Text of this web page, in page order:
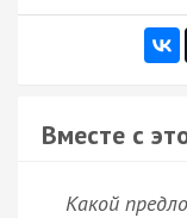
Вместе с
Какой